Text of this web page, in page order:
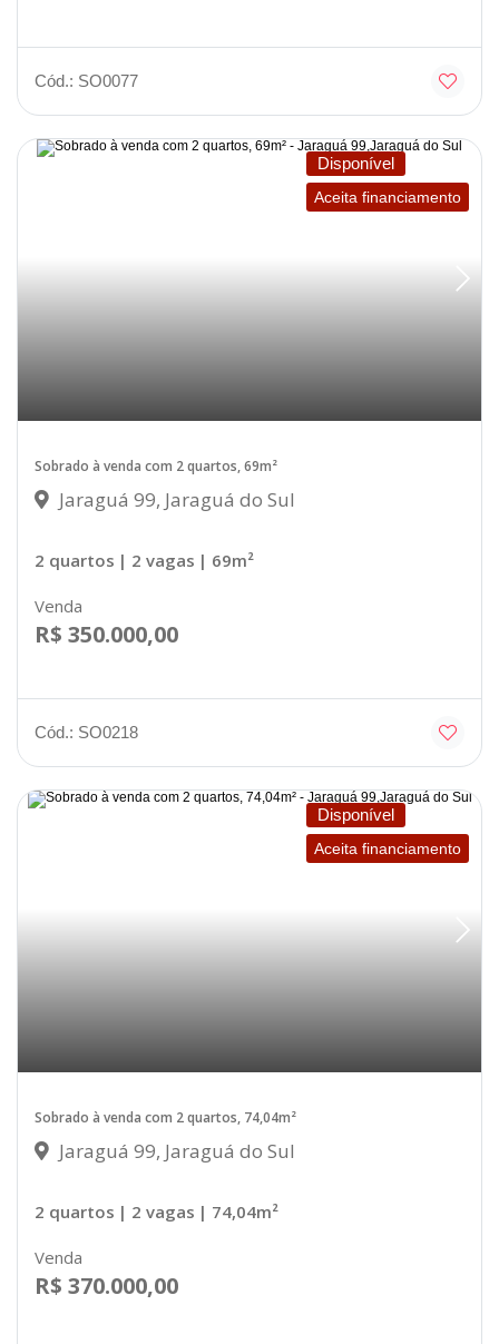
Cód.: SO0077
Disponível
Aceita financiamento
Sobrado à venda com 2 quartos, 69m²
Jaraguá 99, Jaraguá do Sul
2 quartos | 2 vagas | 69m²
Venda
R$ 350.000,00
Cód.: SO0218
Disponível
Aceita financiamento
Sobrado à venda com 2 quartos, 74,04m²
Jaraguá 99, Jaraguá do Sul
2 quartos | 2 vagas | 74,04m²
Venda
R$ 370.000,00